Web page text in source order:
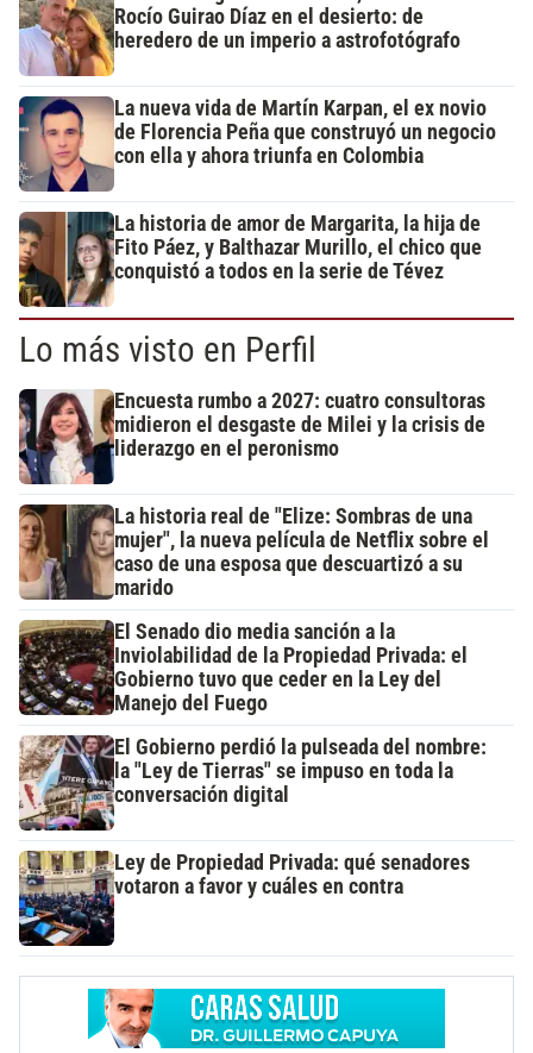
Rocío Guirao Díaz en el desierto: de
heredero de un imperio a astrofotógrafo
La nueva vida de Martín Karpan, el ex novio
de Florencia Peña que construyó un negocio
con ella y ahora triunfa en Colombia
La historia de amor de Margarita, la hija de
Fito Páez, y Balthazar Murillo, el chico que
conquistó a todos en la serie de Tévez
Lo más visto en Perfil
Encuesta rumbo a 2027: cuatro consultoras
midieron el desgaste de Milei y la crisis de
liderazgo en el peronismo
La historia real de "Elize: Sombras de una
mujer", la nueva película de Netflix sobre el
caso de una esposa que descuartizó a su
marido
El Senado dio media sanción a la
Inviolabilidad de la Propiedad Privada: el
Gobierno tuvo que ceder en la Ley del
Manejo del Fuego
El Gobierno perdió la pulseada del nombre:
la "Ley de Tierras" se impuso en toda la
conversación digital
Ley de Propiedad Privada: qué senadores
votaron a favor y cuáles en contra